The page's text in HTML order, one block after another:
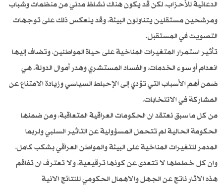
الدعائية للأحزاب، لكن قد يكون هناك نشاطٌ مدني من منظمات وشباب
ومرشحين مستقلين يتناولون البيئة، وقد ينعكس ذلك على توجهات
التصويت في المستقبل.
تأثير استمرار المتغيرات المناخية على حياة المواطنين، وتضاف إليها
انعدام أو سوء الخدمات، والفساد المستشري وهدر أموال الدولة. هي
ضمن أهم الأسباب التي تؤدي إلى الإحباط السياسي وزيادة الامتناع عن
المشاركة في الانتخابات.
من كل ما سبق نعتقد ان الحكومات العراقية المتعاقبة، ومن ضمنها
الحكومة الحالية لم تتحمل المسؤولية عن التاثير السلبي ولربما
المدمر للتغيرات المناخية على البيئة والمواطن العراقي بشكب كامل،
وان كل خططها لا تتعدى عن كونها ترقيعية، ولا تعترف ان تفاقم
هذه الاثار ناتج عن الجهل والاهمال الحكومي للنتائج الانية